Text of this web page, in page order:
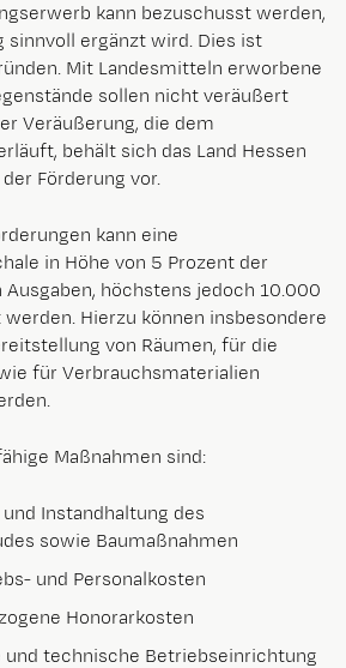
kann bezuschusst werden,
sinnvoll ergänzt wird. Dies ist
Mit Landesmitteln erworbene
sollen nicht veräußert
Veräußerung, die dem
behält sich das Land Hessen
Förderung vor.
kann eine
in Höhe von 5 Prozent der
höchstens jedoch 10.000
Hierzu können insbesondere
von Räumen, für die
für Verbrauchsmaterialien
Maßnahmen sind:
Instandhaltung des
sowie Baumaßnahmen
und Personalkosten
Honorarkosten
und technische Betriebseinrichtung